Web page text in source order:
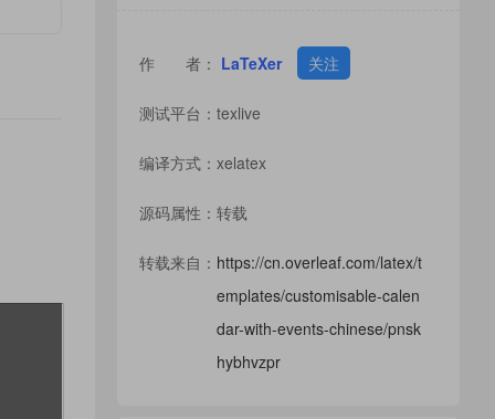
作 者： LaTeXer 关注
测试平台：texlive
编译方式：xelatex
源码属性：转载
转载来自： https://cn.overleaf.com/latex/t
emplates/customisable-calen
dar-with-events-chinese/pnsk
hybhvzpr